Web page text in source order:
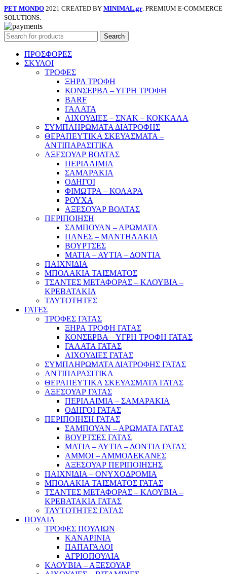
PET MONDO 2021 CREATED BY MINIMAL.gr. PREMIUM E-COMMERCE
SOLUTIONS.
Search
ΠΡΟΣΦΟΡΕΣ
ΣΚΥΛΟΙ
ΤΡΟΦΕΣ
ΞΗΡΑ ΤΡΟΦΗ
ΚΟΝΣΕΡΒΑ – ΥΓΡΗ ΤΡΟΦΗ
BARF
ΓΑΛΑΤΑ
ΛΙΧΟΥΔΙΕΣ – ΣΝΑΚ – ΚΟΚΚΑΛΑ
ΣΥΜΠΛΗΡΩΜΑΤΑ ΔΙΑΤΡΟΦΗΣ
ΘΕΡΑΠΕΥΤΙΚΑ ΣΚΕΥΑΣΜΑΤΑ –
ΑΝΤΙΠΑΡΑΣΙΤΙΚΑ
ΑΞΕΣΟΥΑΡ ΒΟΛΤΑΣ
ΠΕΡΙΛΑΙΜΙΑ
ΣΑΜΑΡΑΚΙΑ
ΟΔΗΓΟΙ
ΦΙΜΩΤΡΑ – ΚΟΛΑΡΑ
ΡΟΥΧΑ
ΑΞΕΣΟΥΑΡ ΒΟΛΤΑΣ
ΠΕΡΙΠΟΙΗΣΗ
ΣΑΜΠΟΥΑΝ – ΑΡΩΜΑΤΑ
ΠΑΝΕΣ – ΜΑΝΤΗΛΑΚΙΑ
ΒΟΥΡΤΣΕΣ
ΜΑΤΙΑ – ΑΥΤΙΑ – ΔΟΝΤΙΑ
ΠΑΙΧΝΙΔΙΑ
ΜΠΟΛΑΚΙΑ ΤΑΙΣΜΑΤΟΣ
ΤΣΑΝΤΕΣ ΜΕΤΑΦΟΡΑΣ – ΚΛΟΥΒΙΑ –
ΚΡΕΒΑΤΑΚΙΑ
ΤΑΥΤΟΤΗΤΕΣ
ΓΑΤΕΣ
ΤΡΟΦΕΣ ΓΑΤΑΣ
ΞΗΡΑ ΤΡΟΦΗ ΓΑΤΑΣ
ΚΟΝΣΕΡΒΑ – ΥΓΡΗ ΤΡΟΦΗ ΓΑΤΑΣ
ΓΑΛΑΤΑ ΓΑΤΑΣ
ΛΙΧΟΥΔΙΕΣ ΓΑΤΑΣ
ΣΥΜΠΛΗΡΩΜΑΤΑ ΔΙΑΤΡΟΦΗΣ ΓΑΤΑΣ
ΑΝΤΙΠΑΡΑΣΙΤΙΚΑ
ΘΕΡΑΠΕΥΤΙΚΑ ΣΚΕΥΑΣΜΑΤΑ ΓΑΤΑΣ
ΑΞΕΣΟΥΑΡ ΓΑΤΑΣ
ΠΕΡΙΛΑΙΜΙΑ – ΣΑΜΑΡΑΚΙΑ
ΟΔΗΓΟΙ ΓΑΤΑΣ
ΠΕΡΙΠΟΙΗΣΗ ΓΑΤΑΣ
ΣΑΜΠΟΥΑΝ – ΑΡΩΜΑΤΑ ΓΑΤΑΣ
ΒΟΥΡΤΣΕΣ ΓΑΤΑΣ
ΜΑΤΙΑ – ΑΥΤΙΑ – ΔΟΝΤΙΑ ΓΑΤΑΣ
ΑΜΜΟΙ – ΑΜΜΟΛΕΚΑΝΕΣ
ΑΞΕΣΟΥΑΡ ΠΕΡΙΠΟΙΗΣΗΣ
ΠΑΙΧΝΙΔΙΑ – ΟΝΥΧΟΔΡΟΜΙΑ
ΜΠΟΛΑΚΙΑ ΤΑΙΣΜΑΤΟΣ ΓΑΤΑΣ
ΤΣΑΝΤΕΣ ΜΕΤΑΦΟΡΑΣ – ΚΛΟΥΒΙΑ –
ΚΡΕΒΑΤΑΚΙΑ ΓΑΤΑΣ
ΤΑΥΤΟΤΗΤΕΣ ΓΑΤΑΣ
ΠΟΥΛΙΑ
ΤΡΟΦΕΣ ΠΟΥΛΙΩΝ
ΚΑΝΑΡΙΝΙΑ
ΠΑΠΑΓΑΛΟΙ
ΑΓΡΙΟΠΟΥΛΙΑ
ΚΛΟΥΒΙΑ – ΑΞΕΣΟΥΑΡ